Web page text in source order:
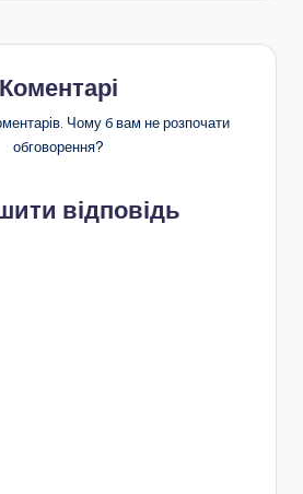
Коментарі
Чому б вам не розпочати
обговорення?
відповідь